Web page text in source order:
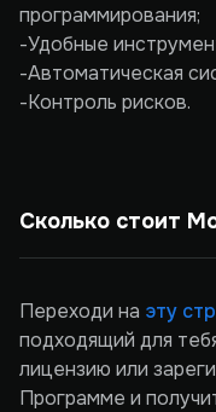
программирования;
-Удобные
-Автоматическая
-Контроль рисков.
Сколько стоит
Переходи на эту
подходящий для
лицензию или
Программе и